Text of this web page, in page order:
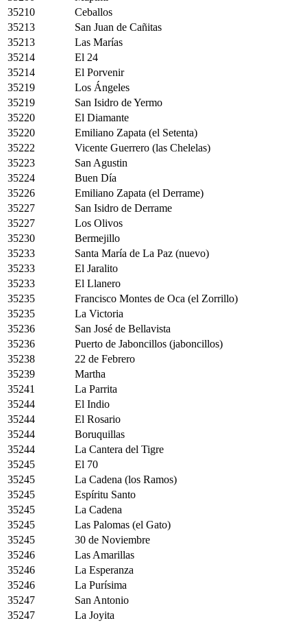
35210
Ceballos
35213
San Juan de Cañitas
35213
Las Marías
35214
El 24
35214
El Porvenir
35219
Los Ángeles
35219
San Isidro de Yermo
35220
El Diamante
35220
Emiliano Zapata (el Setenta)
35222
Vicente Guerrero (las Chelelas)
35223
San Agustin
35224
Buen Día
35226
Emiliano Zapata (el Derrame)
35227
San Isidro de Derrame
35227
Los Olivos
35230
Bermejillo
35233
Santa María de La Paz (nuevo)
35233
El Jaralito
35233
El Llanero
35235
Francisco Montes de Oca (el Zorrillo)
35235
La Victoria
35236
San José de Bellavista
35236
Puerto de Jaboncillos (jaboncillos)
35238
22 de Febrero
35239
Martha
35241
La Parrita
35244
El Indio
35244
El Rosario
35244
Boruquillas
35244
La Cantera del Tigre
35245
El 70
35245
La Cadena (los Ramos)
35245
Espíritu Santo
35245
La Cadena
35245
Las Palomas (el Gato)
35245
30 de Noviembre
35246
Las Amarillas
35246
La Esperanza
35246
La Purísima
35247
San Antonio
35247
La Joyita